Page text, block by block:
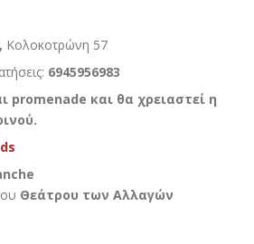
Κολοκοτρώνη 57
6945956983
promenade και θα χρειαστεί η
Θεάτρου των Αλλαγών